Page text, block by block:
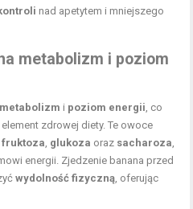
nad apetytem i mniejszego
metabolizm i poziom
metabolizm i poziom energii , co
zdrowej diety. Te owoce
fruktoza glukoza oraz sacharoza
energii. Zjedzenie banana przed
wydolność fizyczną , oferując